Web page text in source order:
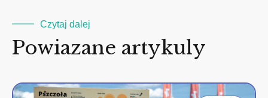
Czytaj dalej
Powiazane artykuly